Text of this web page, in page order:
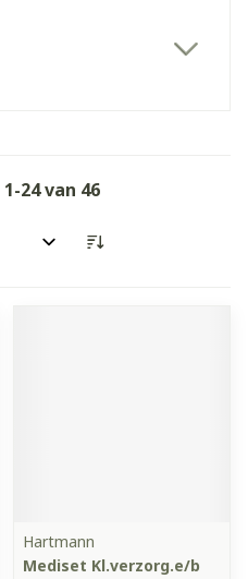
1-24van 46
Hartmann
Mediset Kl.verzorg.e/b